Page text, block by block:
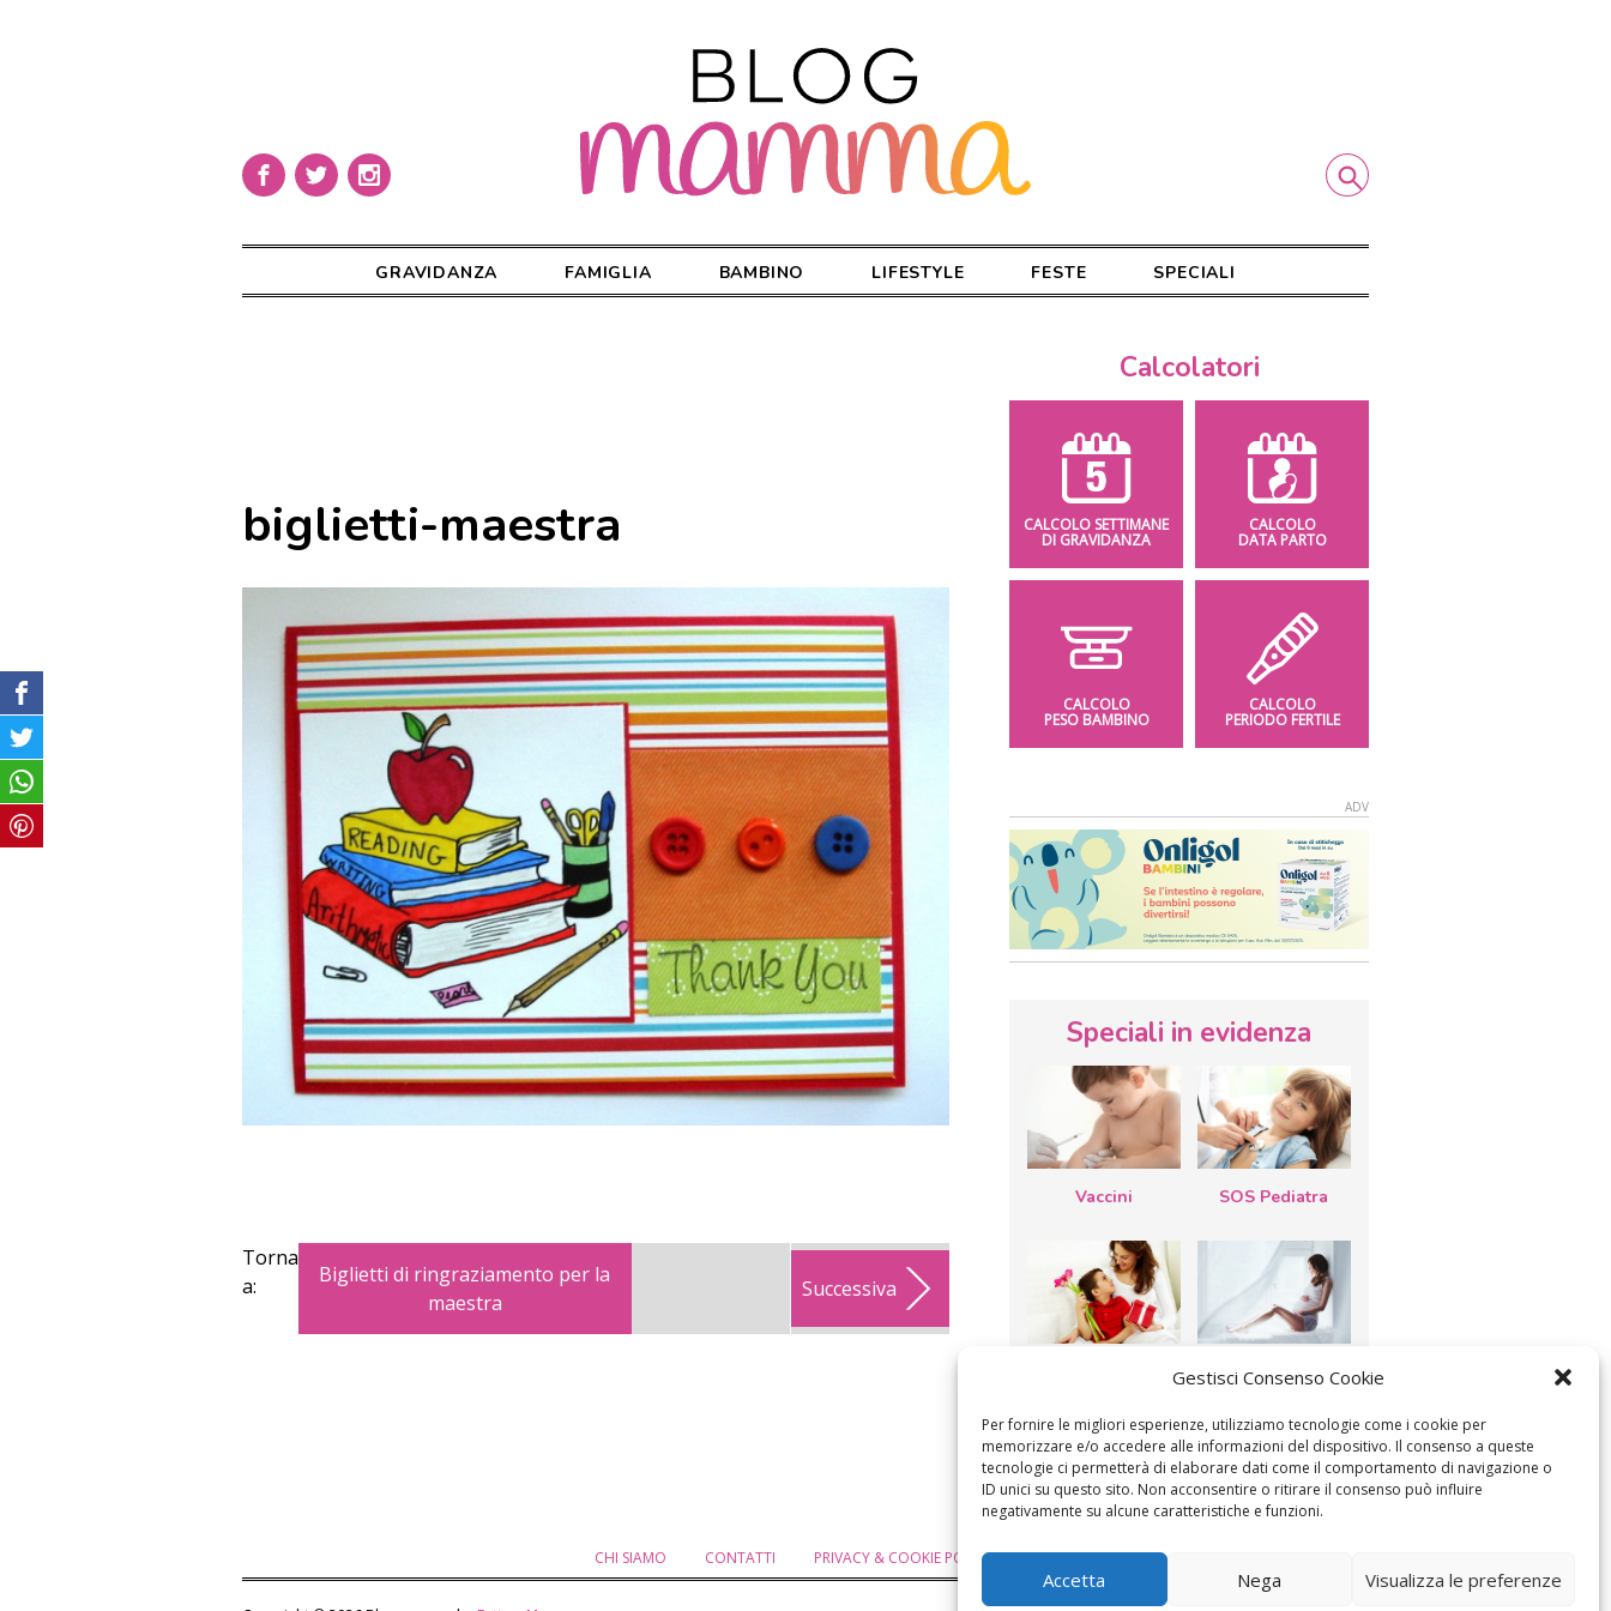
Gestisci Consenso Cookie
Per fornire le migliori esperienze, utilizziamo tecnologie come i cookie per
memorizzare e/o accedere alle informazioni del dispositivo. Il consenso a queste
tecnologie ci permetterà di elaborare dati come il comportamento di navigazione o
ID unici su questo sito. Non acconsentire o ritirare il consenso può influire
negativamente su alcune caratteristiche e funzioni.
Accetta Nega Visualizza le preferenze
GRAVIDANZA FAMIGLIA BAMBINO LIFESTYLE FESTE SPECIALI
biglietti-maestra
Torna
a:
Biglietti di ringraziamento per la
maestra
Successiva
Calcolatori
CALCOLO SETTIMANE
DI GRAVIDANZA
CALCOLO
DATA PARTO
CALCOLO
PESO BAMBINO
CALCOLO
PERIODO FERTILE
Speciali in evidenza
Vaccini SOS Pediatra
mamma: lavoretti,
filastrocche
Le settimane di
gravidanza
CHI SIAMO CONTATTI PRIVACY & COOKIE POLICY MODIFICA IL CONSENSO